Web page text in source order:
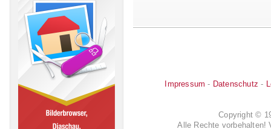
Impressum - Datenschutz -
Copyright ©
Alle Rechte vorbehalten!